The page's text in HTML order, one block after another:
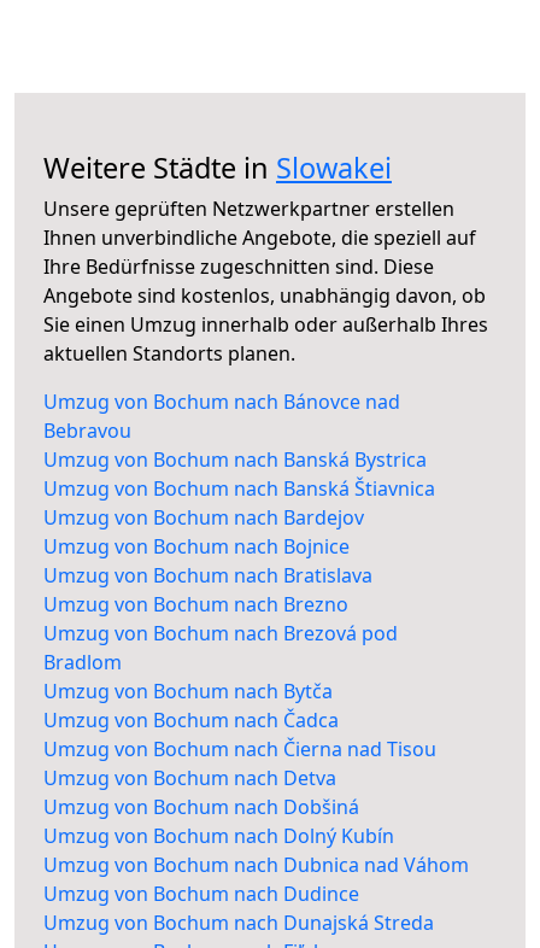
Weitere Städte in Slowakei
Unsere geprüften Netzwerkpartner erstellen
Ihnen unverbindliche Angebote, die speziell auf
Ihre Bedürfnisse zugeschnitten sind. Diese
Angebote sind kostenlos, unabhängig davon, ob
Sie einen Umzug innerhalb oder außerhalb Ihres
aktuellen Standorts planen.
Umzug von Bochum nach Bánovce nad
Bebravou
Umzug von Bochum nach Banská Bystrica
Umzug von Bochum nach Banská Štiavnica
Umzug von Bochum nach Bardejov
Umzug von Bochum nach Bojnice
Umzug von Bochum nach Bratislava
Umzug von Bochum nach Brezno
Umzug von Bochum nach Brezová pod
Bradlom
Umzug von Bochum nach Bytča
Umzug von Bochum nach Čadca
Umzug von Bochum nach Čierna nad Tisou
Umzug von Bochum nach Detva
Umzug von Bochum nach Dobšiná
Umzug von Bochum nach Dolný Kubín
Umzug von Bochum nach Dubnica nad Váhom
Umzug von Bochum nach Dudince
Umzug von Bochum nach Dunajská Streda